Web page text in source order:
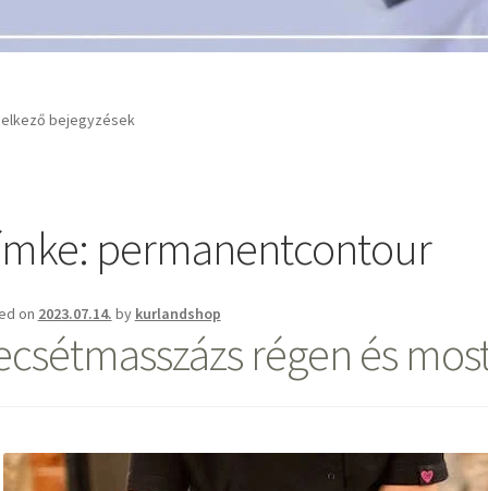
bejegyzések
permanentcontour
on 2023.07.14. by kurlandshop
régen és